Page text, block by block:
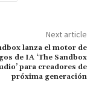
Next article
lanza el motor de
de IA ‘The Sandbox
para creadores de
próxima generación